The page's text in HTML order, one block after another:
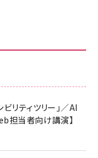
号 No.2500増刊
エンタメの矜持／
山田涼介]
5年 KLMEA128G
17 用 保護フィ
(6.3インチ) 対応
HD | 手軽にスト
5年 KLMEA128G
ロゴ - クラ
ブル 240W 結束バン
リティツリー」／AI
担当者向け講演】